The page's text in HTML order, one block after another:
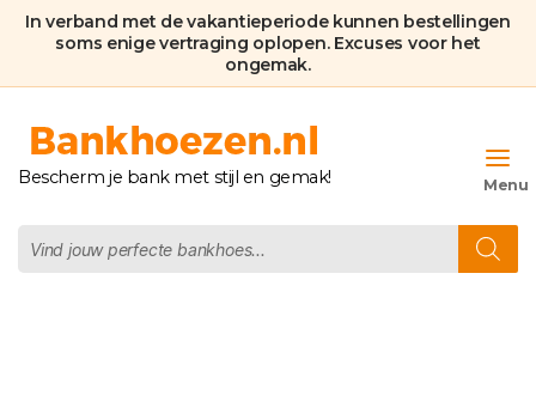
In verband met de vakantieperiode kunnen bestellingen
soms enige vertraging oplopen. Excuses voor het
ongemak.
Bankhoezen.nl
Bescherm je bank met stijl en gemak!
zoeken